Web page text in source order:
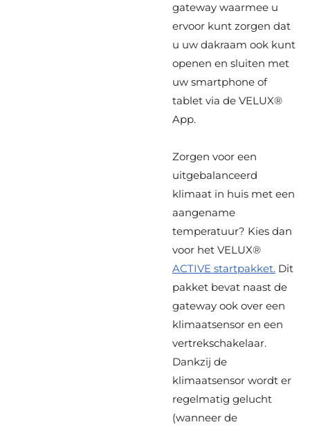
gateway waarmee u
ervoor kunt zorgen dat
u uw dakraam ook kunt
openen en sluiten met
uw smartphone of
tablet via de VELUX®
App.
Zorgen voor een
uitgebalanceerd
klimaat in huis met een
aangename
temperatuur? Kies dan
voor het VELUX®
ACTIVE startpakket. Dit
pakket bevat naast de
gateway ook over een
klimaatsensor en een
vertrekschakelaar.
Dankzij de
klimaatsensor wordt er
regelmatig gelucht
(wanneer de